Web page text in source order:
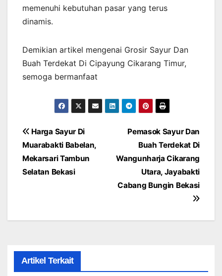
memenuhi kebutuhan pasar yang terus
dinamis.
Demikian artikel mengenai Grosir Sayur Dan
Buah Terdekat Di Cipayung Cikarang Timur,
semoga bermanfaat
Post
navigation
Pemasok Sayur Dan
Buah Terdekat Di
Wangunharja Cikarang
Utara, Jayabakti
Cabang Bungin Bekasi
Harga Sayur Di
Muarabakti Babelan,
Mekarsari Tambun
Selatan Bekasi
Artikel Terkait